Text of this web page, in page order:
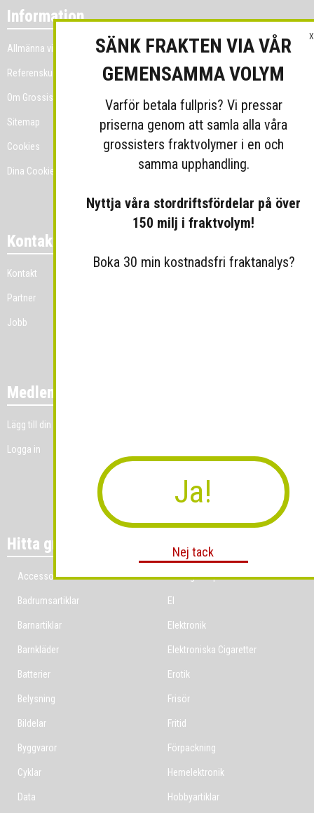
Information
Allmänna villkor
Referenskunder
Om Grossist.se
Sitemap
Cookies
Dina Cookie-prefenser
Kontakt
Kontakt
Partner
Jobb
Medlemmar
Lägg till din grossistverksamhet
Logga in
Hitta grossist per bransch
Accessoarer
Badrumsartiklar
Barnartiklar
Barnkläder
Batterier
Belysning
Bildelar
Byggvaror
Cyklar
Data
Ekologiska produkter
El
Elektronik
Elektroniska Cigaretter
Erotik
Frisör
Fritid
Förpackning
Hemelektronik
Hobbyartiklar
X
SÄNK FRAKTEN VIA VÅR
GEMENSAMMA VOLYM
Varför betala fullpris? Vi pressar
priserna genom att samla alla våra
grossisters fraktvolymer i en och
samma upphandling.
Nyttja våra stordriftsfördelar på över
150 milj i fraktvolym!
Boka 30 min kostnadsfri fraktanalys?
Ja!
Nej tack